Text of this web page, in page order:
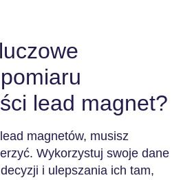
lead magnet?
magnetów, musisz
Wykorzystuj swoje dane
i ulepszania ich tam,